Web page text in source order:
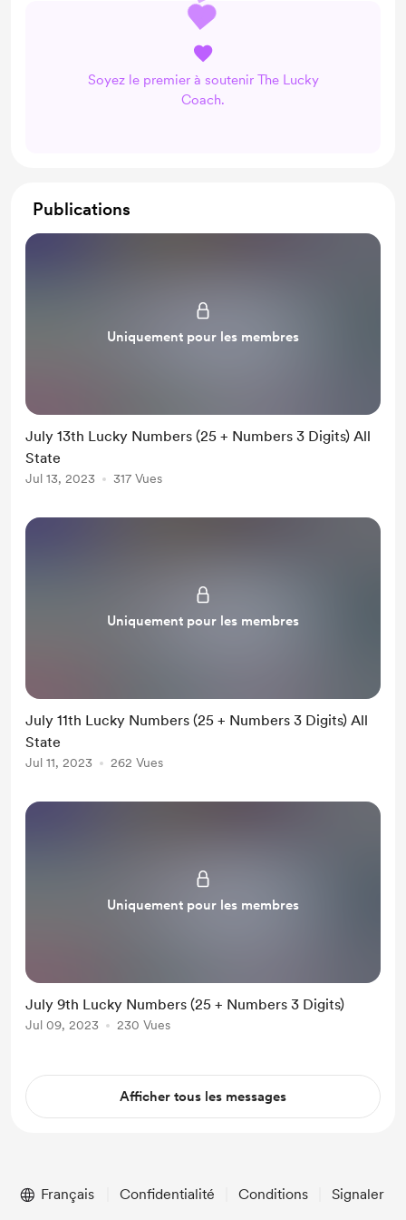
Soyez le premier à soutenir The Lucky
Coach.
Publications
Uniquement pour les membres
July 13th Lucky Numbers (25 + Numbers 3 Digits) All
State
Jul 13, 2023 317 Vues
Uniquement pour les membres
July 11th Lucky Numbers (25 + Numbers 3 Digits) All
State
Jul 11, 2023 262 Vues
Uniquement pour les membres
July 9th Lucky Numbers (25 + Numbers 3 Digits)
Jul 09, 2023 230 Vues
Afficher tous les messages
Français Confidentialité Conditions Signaler